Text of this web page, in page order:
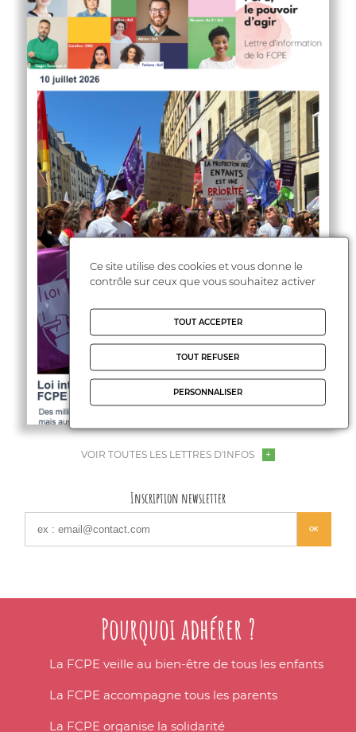
VOIR TOUTES LES LETTRES D'INFOS
Inscription newsletter
Pourquoi adhérer ?
La FCPE veille au bien-être de tous les enfants
La FCPE accompagne tous les parents
La FCPE organise la solidarité
Ce site utilise des cookies et vous donne le
contrôle sur ceux que vous souhaitez activer
TOUT ACCEPTER
TOUT REFUSER
PERSONNALISER